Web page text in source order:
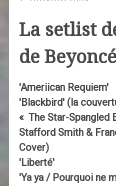
La setlist
de
'Ameriican Requiem'
'Blackbird' (la
« The Star-Spangled
Stafford Smith &
Cover)
'Liberté'
'Ya ya / Pourquoi ne